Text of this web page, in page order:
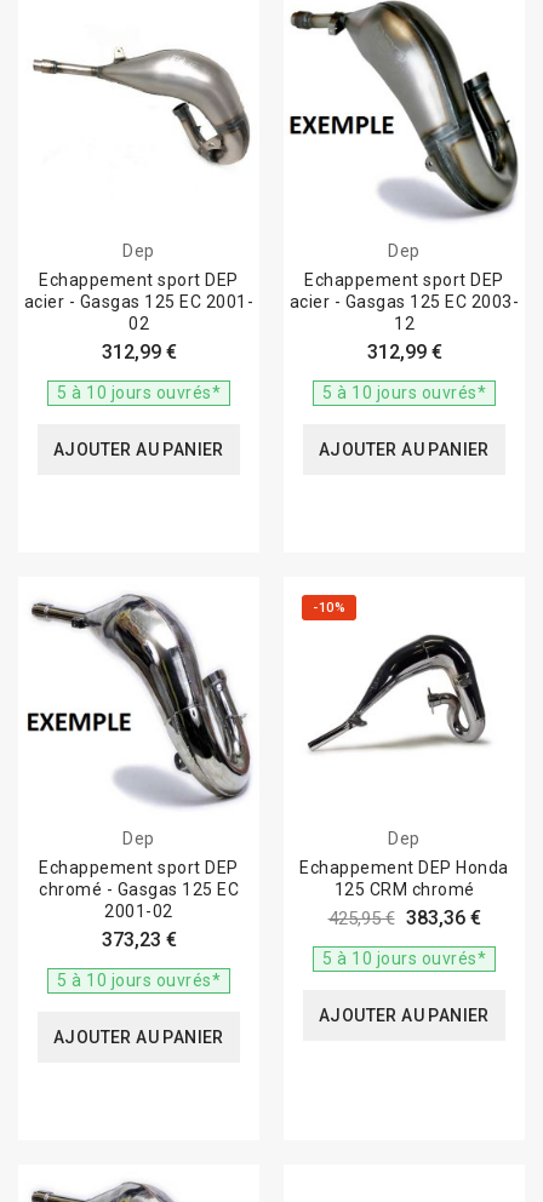
Dep
Echappement sport DEP
acier - Gasgas 125 EC 2001-
02
312,99 €
5 à 10 jours ouvrés*
AJOUTER AU PANIER
Dep
Echappement sport DEP
acier - Gasgas 125 EC 2003-
12
312,99 €
5 à 10 jours ouvrés*
AJOUTER AU PANIER
Dep
Echappement sport DEP
chromé - Gasgas 125 EC
2001-02
373,23 €
5 à 10 jours ouvrés*
AJOUTER AU PANIER
-10%
Dep
Echappement DEP Honda
125 CRM chromé
425,95 € 383,36 €
5 à 10 jours ouvrés*
AJOUTER AU PANIER